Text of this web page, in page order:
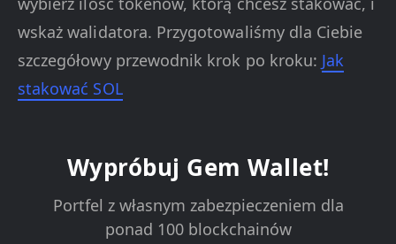
wskaż walidatora. Przygotowaliśmy dla Ciebie
szczegółowy przewodnik krok po kroku: Jak
stakować SOL
Wypróbuj Gem Wallet!
Portfel z własnym zabezpieczeniem dla
ponad 100 blockchainów